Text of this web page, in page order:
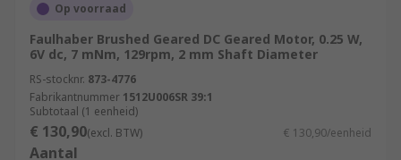
Op voorraad
Faulhaber Brushed Geared DC Geared Motor, 0.25 W,
6V dc, 7 mNm, 129rpm, 2 mm Shaft Diameter
RS-stocknr. 873-4776
Fabrikantnummer 1512U006SR 39:1
Subtotaal (1 eenheid)
€ 130,90(excl. BTW) € 130,90/eenheid
Aantal